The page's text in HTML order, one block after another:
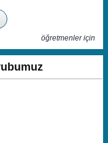
öğretmenler için